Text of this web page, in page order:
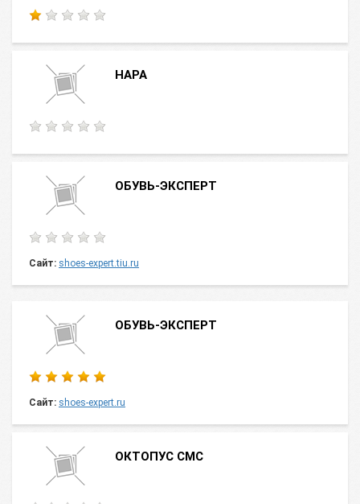
НАРА
ОБУВЬ-ЭКСПЕРТ
Сайт: shoes-expert.tiu.ru
ОБУВЬ-ЭКСПЕРТ
Сайт: shoes-expert.ru
ОКТОПУС СМС